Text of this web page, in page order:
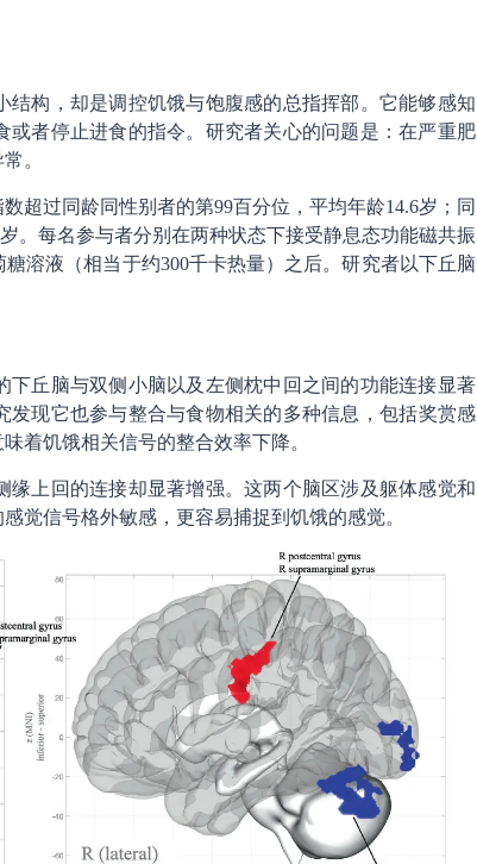
构，却是调控饥饿与饱腹感的总指挥部。它能够感知
者停止进食的指令。研究者关心的问题是：在严重肥
。
超过同龄同性别者的第99百分位，平均年龄14.6岁；同
。每名参与者分别在两种状态下接受静息态功能磁共振
溶液（相当于约300千卡热量）之后。研究者以下丘脑
丘脑与双侧小脑以及左侧枕中回之间的功能连接显著
发现它也参与整合与食物相关的多种信息，包括奖赏感
着饥饿相关信号的整合效率下降。
上回的连接却显著增强。这两个脑区涉及躯体感觉和
觉信号格外敏感，更容易捕捉到饥饿的感觉。